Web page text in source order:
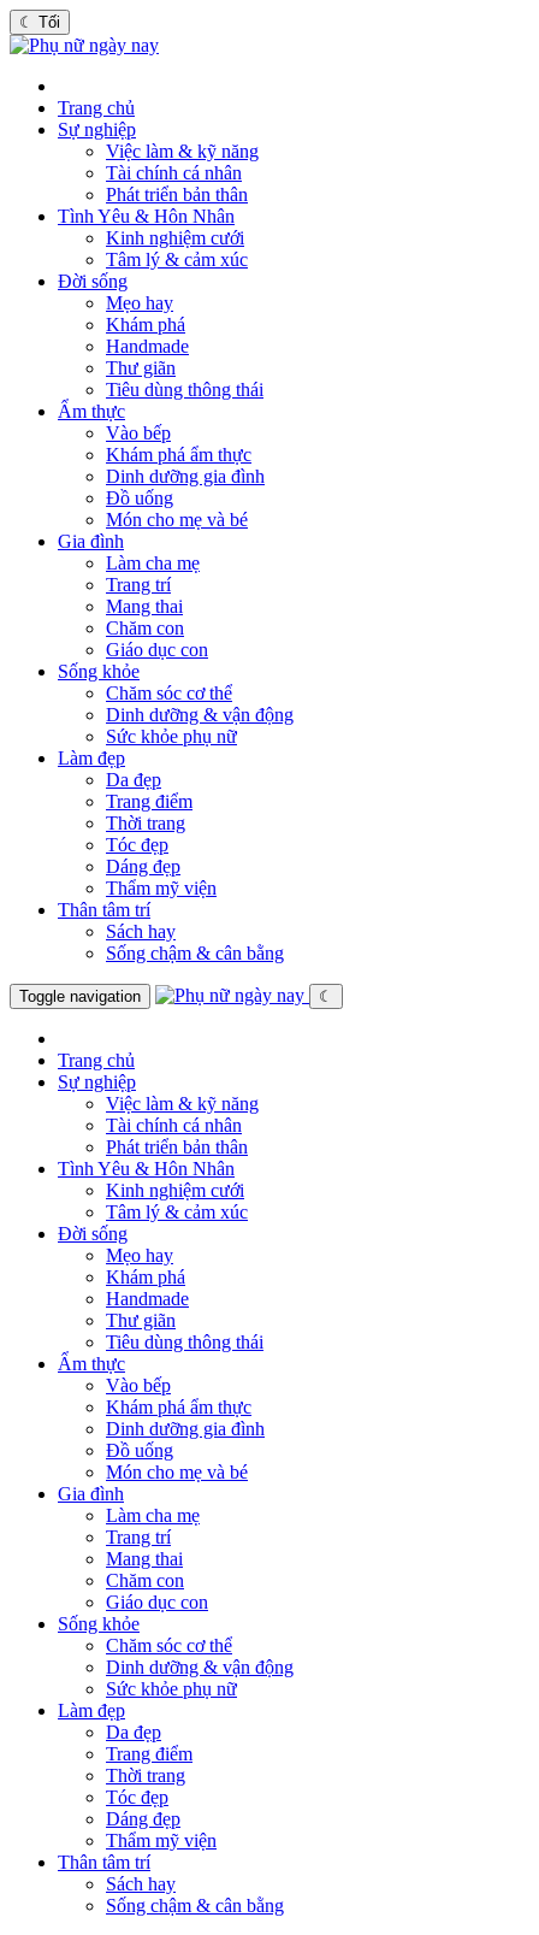
☾ Tối
Trang chủ
Sự nghiệp
Việc làm & kỹ năng
Tài chính cá nhân
Phát triển bản thân
Tình Yêu & Hôn Nhân
Kinh nghiệm cưới
Tâm lý & cảm xúc
Đời sống
Mẹo hay
Khám phá
Handmade
Thư giãn
Tiêu dùng thông thái
Ẩm thực
Vào bếp
Khám phá ẩm thực
Dinh dưỡng gia đình
Đồ uống
Món cho mẹ và bé
Gia đình
Làm cha mẹ
Trang trí
Mang thai
Chăm con
Giáo dục con
Sống khỏe
Chăm sóc cơ thể
Dinh dưỡng & vận động
Sức khỏe phụ nữ
Làm đẹp
Da đẹp
Trang điểm
Thời trang
Tóc đẹp
Dáng đẹp
Thẩm mỹ viện
Thân tâm trí
Sách hay
Sống chậm & cân bằng
Toggle navigation ☾
Trang chủ
Sự nghiệp
Việc làm & kỹ năng
Tài chính cá nhân
Phát triển bản thân
Tình Yêu & Hôn Nhân
Kinh nghiệm cưới
Tâm lý & cảm xúc
Đời sống
Mẹo hay
Khám phá
Handmade
Thư giãn
Tiêu dùng thông thái
Ẩm thực
Vào bếp
Khám phá ẩm thực
Dinh dưỡng gia đình
Đồ uống
Món cho mẹ và bé
Gia đình
Làm cha mẹ
Trang trí
Mang thai
Chăm con
Giáo dục con
Sống khỏe
Chăm sóc cơ thể
Dinh dưỡng & vận động
Sức khỏe phụ nữ
Làm đẹp
Da đẹp
Trang điểm
Thời trang
Tóc đẹp
Dáng đẹp
Thẩm mỹ viện
Thân tâm trí
Sách hay
Sống chậm & cân bằng